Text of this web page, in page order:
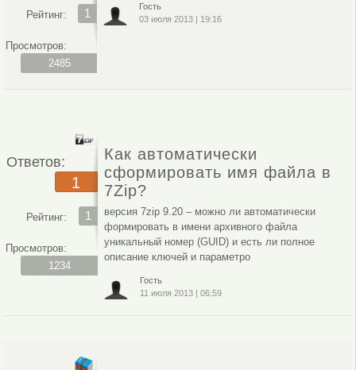
Рейтинг: 1
Просмотров:
2485
Гость
03 июля 2013 | 19:16
Ответов:
1
Рейтинг: 1
Просмотров:
1234
Как автоматически
сформировать имя файла в
7Zip?
версия 7zip 9.20 – можно ли автоматически
формировать в имени архивного файла
уникальный номер (GUID) и есть ли полное
описание ключей и параметро
Гость
11 июля 2013| 06:59